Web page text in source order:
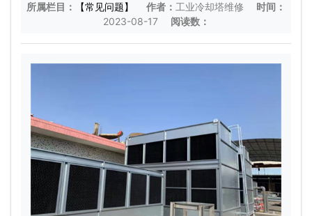
所属栏目： 【常见问题】 作者： 工业冷却塔维修
时间：
2023-08-17
阅读数：